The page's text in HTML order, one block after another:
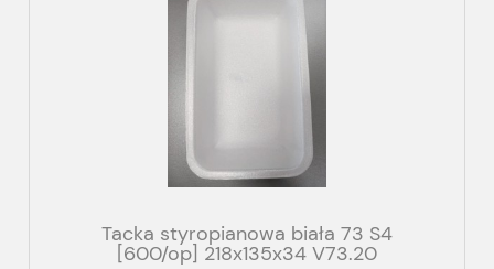
Tacka styropianowa biała 73 S4
[600/op] 218x135x34 V73.20